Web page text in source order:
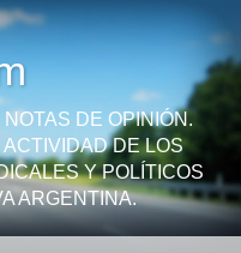
DE OPINIÓN.
ACTIVIDAD DE LOS
Y POLÍTICOS
ARGENTINA.